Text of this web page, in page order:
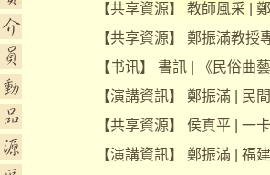
【共享資源】 教師風采 |
【共享資源】 鄭振滿教授
【书讯】 書訊 | 《民俗曲
【演講資訊】 鄭振滿 | 民
【共享資源】 侯真平 | 一
【演講資訊】 鄭振滿 | 福